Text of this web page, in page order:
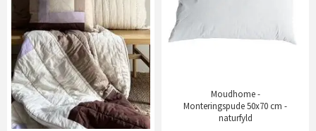
Moudhome -
Monteringspude 50x70 cm -
naturfyld